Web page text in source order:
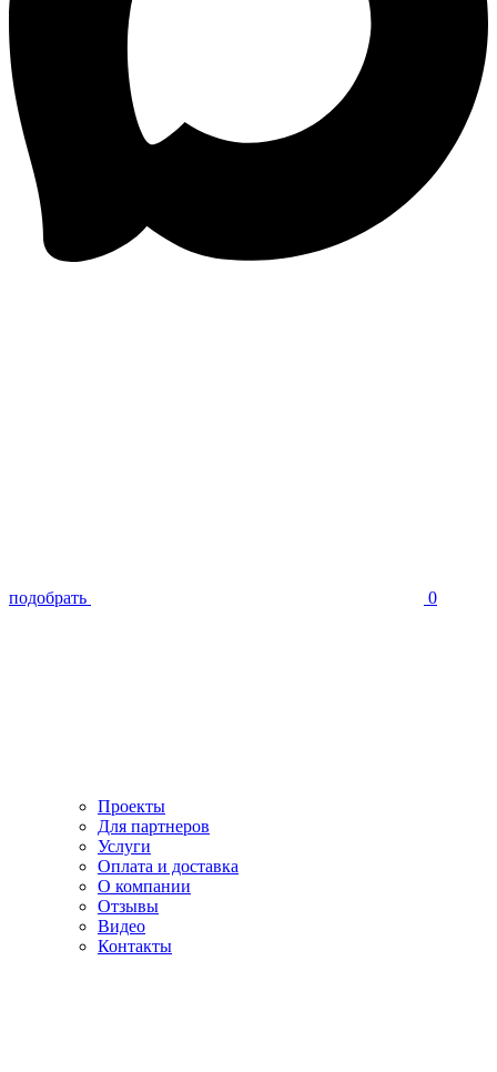
подобрать 0
Проекты
Для партнеров
Услуги
Оплата и доставка
О компании
Отзывы
Видео
Контакты